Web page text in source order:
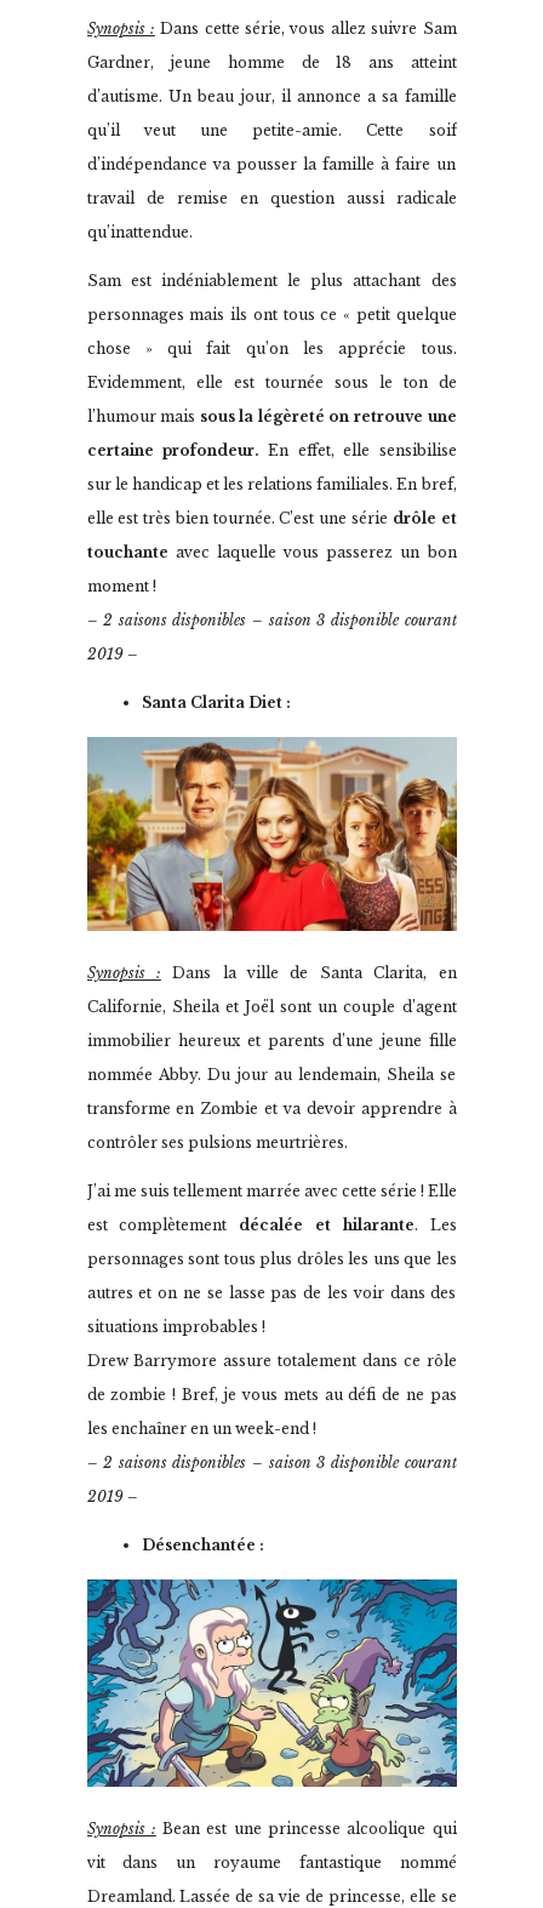
Synopsis : Dans cette série, vous allez suivre Sam
Gardner, jeune homme de 18 ans atteint
d’autisme. Un beau jour, il annonce a sa famille
qu’il veut une petite-amie. Cette soif
d’indépendance va pousser la famille à faire un
travail de remise en question aussi radicale
qu’inattendue.
Sam est indéniablement le plus attachant des
personnages mais ils ont tous ce « petit quelque
chose » qui fait qu’on les apprécie tous.
Evidemment, elle est tournée sous le ton de
l’humour mais sous la légèreté on retrouve une
certaine profondeur. En effet, elle sensibilise
sur le handicap et les relations familiales. En bref,
elle est très bien tournée. C’est une série drôle et
touchante avec laquelle vous passerez un bon
moment !
– 2 saisons disponibles – saison 3 disponible courant
2019 –
Santa Clarita Diet :
Synopsis : Dans la ville de Santa Clarita, en
Californie, Sheila et Joël sont un couple d’agent
immobilier heureux et parents d’une jeune fille
nommée Abby. Du jour au lendemain, Sheila se
transforme en Zombie et va devoir apprendre à
contrôler ses pulsions meurtrières.
J’ai me suis tellement marrée avec cette série ! Elle
est complètement décalée et hilarante. Les
personnages sont tous plus drôles les uns que les
autres et on ne se lasse pas de les voir dans des
situations improbables !
Drew Barrymore assure totalement dans ce rôle
de zombie ! Bref, je vous mets au défi de ne pas
les enchaîner en un week-end !
– 2 saisons disponibles – saison 3 disponible courant
2019 –
Désenchantée :
Synopsis : Bean est une princesse alcoolique qui
vit dans un royaume fantastique nommé
Dreamland. Lassée de sa vie de princesse, elle se